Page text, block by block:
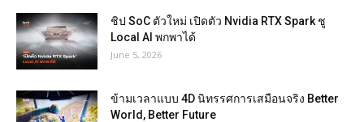
ชิป SoC ตัวใหม่ เปิดตัว Nvidia RTX Spark ชู
Local AI พกพาได้
June 5, 2026
ข้ามเวลาแบบ 4D นิทรรศการเสมือนจริง Better
World, Better Future